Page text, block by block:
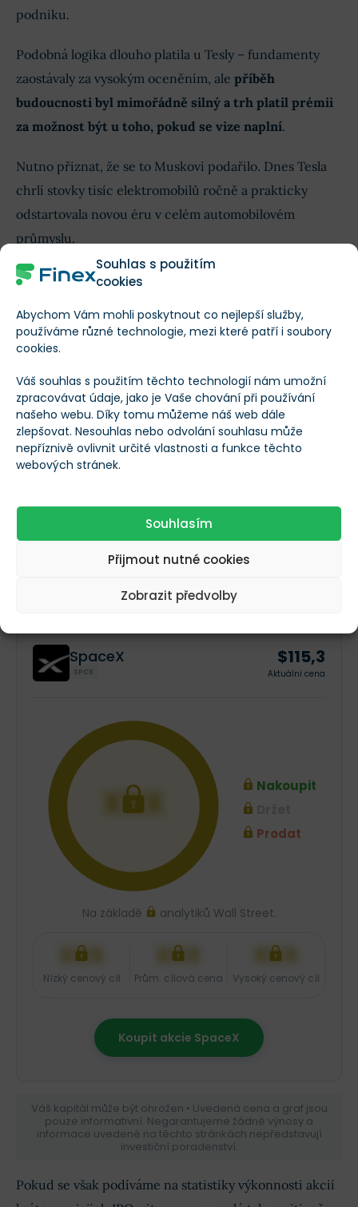
Souhlas s použitím
cookies
Abychom Vám mohli poskytnout co nejlepší služby,
používáme různé technologie, mezi které patří i soubory
cookies.
Váš souhlas s použitím těchto technologií nám umožní
zpracovávat údaje, jako je Vaše chování při používání
našeho webu. Díky tomu můžeme náš web dále
zlepšovat. Nesouhlas nebo odvolání souhlasu může
nepříznivě ovlivnit určité vlastnosti a funkce těchto
webových stránek.
Souhlasím
Přijmout nutné cookies
Zobrazit předvolby
podniku.
Podobná logika dlouho platila u Tesly – fundamenty
zaostávaly za vysokým oceněním, ale příběh
budoucnosti byl mimořádně silný a trh platil prémii
za možnost být u toho, pokud se vize naplní.
Nutno přiznat, že se to Muskovi podařilo. Dnes Tesla
chrlí stovky tisíc elektromobilů ročně a prakticky
odstartovala novou éru v celém automobilovém
průmyslu.
Budoucí vývoj akcií SpaceX
Ačkoliv má mnoho investorů, včetně mě, negativní
postoj vůči akciím SpaceX kvůli jejich ocenění,
analytici z Wall Street jsou ve většině případů jiného
názoru.
Akcie SpaceX nyní pokrývá již osm analytiků z
prestižních institucí a
ze současných úrovní
. Nejambicióznější predikce činí
401 dolarů, ta nejkonzervativnější pak 165 dolarů.
Pohled analytiků na akcie SpaceX
SpaceX
SPCX
$115,3
Aktuální cena
XXX
Nakoupit
Prodat
Na základě analytiků Wall Street.
XXX
Nízký cenový cíl
XXX
Prům. cílová cena
XXX
Vysoký cenový cíl
Koupit akcie SpaceX
Váš kapitál může být ohrožen • Uvedená cena a graf jsou
pouze informativní. Negarantujeme žádné výnosy a
informace uvedené na těchto stránkách nepředstavují
investiční poradenství.
Pokud se však podíváme na statistiky výkonnosti akcií